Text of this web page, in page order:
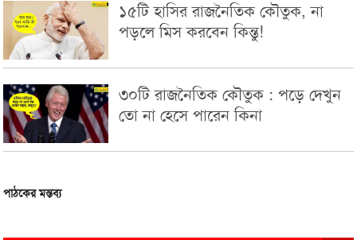
১৫টি হাসির রাজনৈতিক কৌতুক, না
পড়লে মিস করবেন কিন্তু!
৩০টি রাজনৈতিক কৌতুক : পড়ে দেখুন
তো না হেসে পারেন কিনা
পাঠকের মন্তব্য